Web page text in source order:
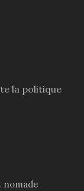
la politique
nomade